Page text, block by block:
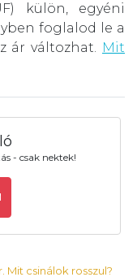
külön, egyéni
foglalod le a
ár változhat. Mit
- csak nektek!
Mit csinálok rosszul?